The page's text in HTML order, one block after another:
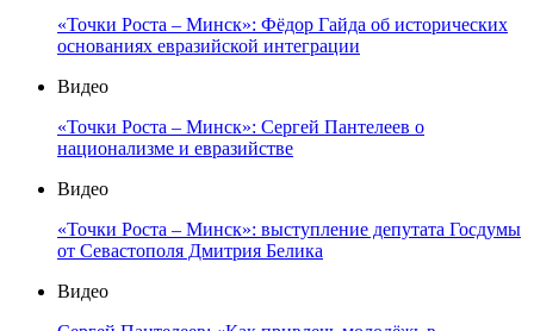
«Точки Роста – Минск»: Фёдор Гайда об исторических
основаниях евразийской интеграции
Видео
«Точки Роста – Минск»: Сергей Пантелеев о
национализме и евразийстве
Видео
«Точки Роста – Минск»: выступление депутата Госдумы
от Севастополя Дмитрия Белика
Видео